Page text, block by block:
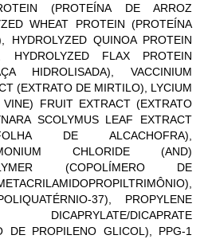
(PROTEÍNA DE ARROZ
WHEAT PROTEIN (PROTEÍNA
HYDROLYZED QUINOA PROTEIN
HYDROLYZED FLAX PROTEIN
HIDROLISADA), VACCINIUM
(EXTRATO DE MIRTILO), LYCIUM
VINE) FRUIT EXTRACT (EXTRATO
SCOLYMUS LEAF EXTRACT
DE ALCACHOFRA),
CHLORIDE (AND)
(COPOLÍMERO DE
37), PROPYLENE
DICAPRATE
DE PROPILENO GLICOL), PPG-1